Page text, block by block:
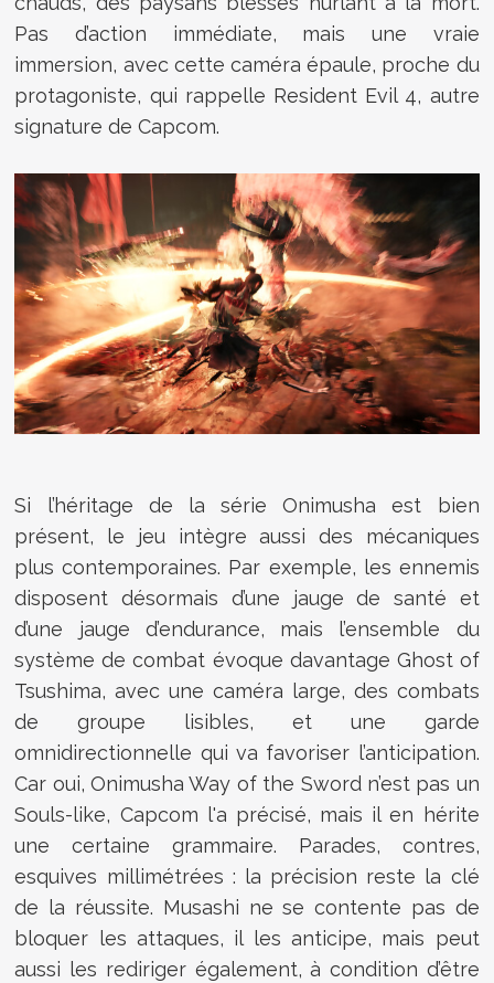
Pas d’action immédiate, mais une vraie
immersion, avec cette caméra épaule, proche du
protagoniste, qui rappelle Resident Evil 4, autre
signature de Capcom.
Si l’héritage de la série Onimusha est bien
présent, le jeu intègre aussi des mécaniques
plus contemporaines. Par exemple, les ennemis
disposent désormais d’une jauge de santé et
d’une jauge d’endurance, mais l’ensemble du
système de combat évoque davantage Ghost of
Tsushima, avec une caméra large, des combats
de groupe lisibles, et une garde
omnidirectionnelle qui va favoriser l’anticipation.
Car oui, Onimusha Way of the Sword n’est pas un
Souls-like, Capcom l'a précisé, mais il en hérite
une certaine grammaire. Parades, contres,
esquives millimétrées : la précision reste la clé
de la réussite. Musashi ne se contente pas de
bloquer les attaques, il les anticipe, mais peut
aussi les rediriger également, à condition d’être